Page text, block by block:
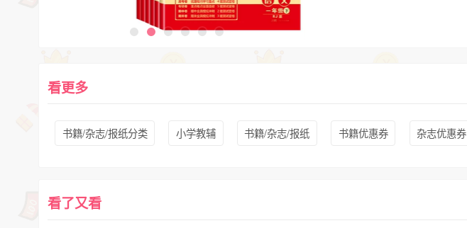
看更多
书籍/杂志/报纸分类 小学教辅 书籍/杂志/报纸 书籍优惠券 杂志优惠券
看了又看